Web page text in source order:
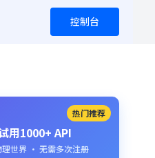
控制台
热门推荐
用1000+ API
理世界 · 无需多次注册